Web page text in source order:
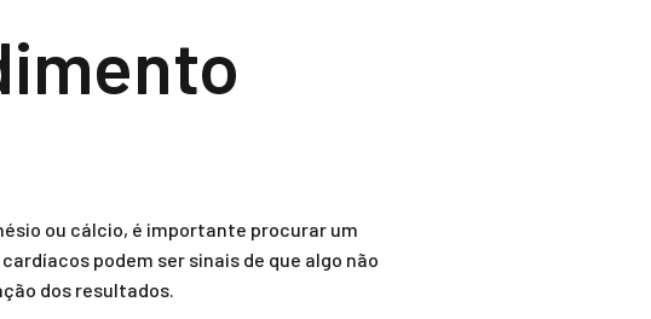
ou cálcio, é importante procurar um
podem ser sinais de que algo não
dos resultados.